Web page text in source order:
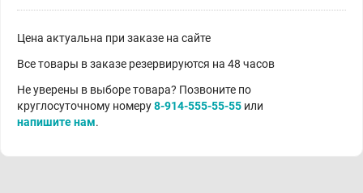
Цена актуальна при заказе на сайте
Все товары в заказе резервируются на 48 часов
Не уверены в выборе товара? Позвоните по
круглосуточному номеру8-914-555-55-55 или
напишите нам.